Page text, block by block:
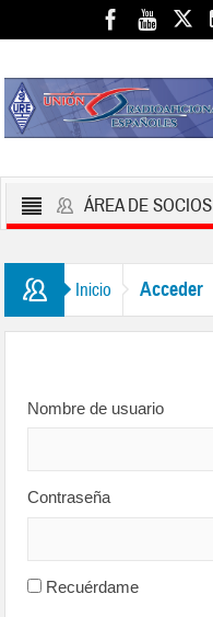
ÁREA DE SOCIOS
Inicio Acceder
Nombre de usuario
Contraseña
Recuérdame